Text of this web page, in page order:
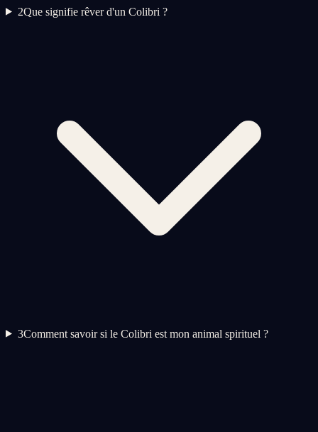
2Que signifie rêver d'un Colibri ?
3Comment savoir si le Colibri est mon animal spirituel ?